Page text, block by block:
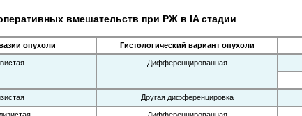
вмешательств при РЖ в IA стадии
опухоли Гистологический вариант опухоли
Дифференцированная
Другая дифференцировка